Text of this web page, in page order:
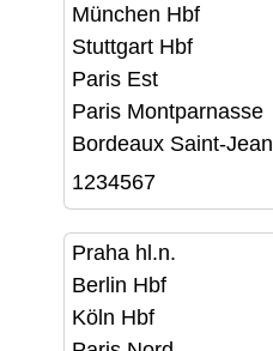
München Hbf
Stuttgart Hbf
Paris Est
Paris Montparnasse
Bordeaux Saint-Jean
1234567
Praha hl.n.
Berlin Hbf
Köln Hbf